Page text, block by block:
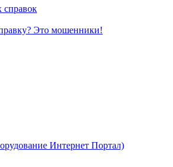
Это мошенники!
Интернет Портал)